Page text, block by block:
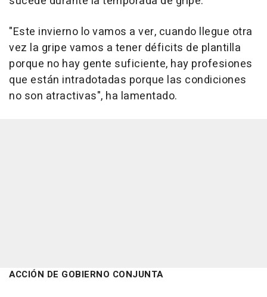
"Este invierno lo vamos a ver, cuando llegue otra
vez la gripe vamos a tener déficits de plantilla
porque no hay gente suficiente, hay profesiones
que están intradotadas porque las condiciones
no son atractivas", ha lamentado.
ACCIÓN DE GOBIERNO CONJUNTA